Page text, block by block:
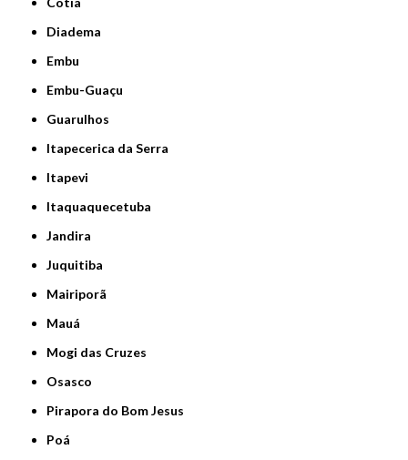
Diadema
Embu
Embu-Guaçu
Guarulhos
Itapecerica da Serra
Itapevi
Itaquaquecetuba
Jandira
Juquitiba
Mairiporã
Mauá
Mogi das Cruzes
Osasco
Pirapora do Bom Jesus
Poá